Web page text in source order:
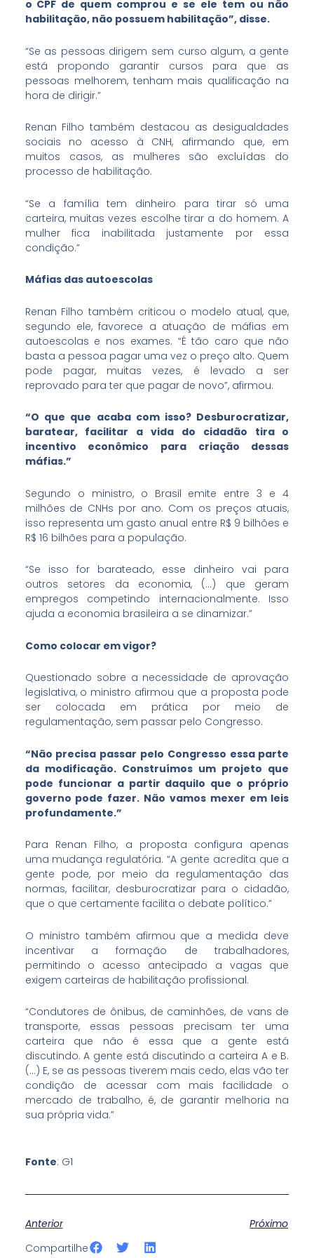
o CPF de quem comprou e se ele tem ou não
habilitação, não possuem habilitação”, disse.
“Se as pessoas dirigem sem curso algum, a gente
está propondo garantir cursos para que as
pessoas melhorem, tenham mais qualificação na
hora de dirigir.”
Renan Filho também destacou as desigualdades
sociais no acesso à CNH, afirmando que, em
muitos casos, as mulheres são excluídas do
processo de habilitação.
“Se a família tem dinheiro para tirar só uma
carteira, muitas vezes escolhe tirar a do homem. A
mulher fica inabilitada justamente por essa
condição.”
Máfias das autoescolas
Renan Filho também criticou o modelo atual, que,
segundo ele, favorece a atuação de máfias em
autoescolas e nos exames. “É tão caro que não
basta a pessoa pagar uma vez o preço alto. Quem
pode pagar, muitas vezes, é levado a ser
reprovado para ter que pagar de novo”, afirmou.
“O que que acaba com isso? Desburocratizar,
baratear, facilitar a vida do cidadão tira o
incentivo econômico para criação dessas
máfias.”
Segundo o ministro, o Brasil emite entre 3 e 4
milhões de CNHs por ano. Com os preços atuais,
isso representa um gasto anual entre R$ 9 bilhões e
R$ 16 bilhões para a população.
“Se isso for barateado, esse dinheiro vai para
outros setores da economia, (…) que geram
empregos competindo internacionalmente. Isso
ajuda a economia brasileira a se dinamizar.”
Como colocar em vigor?
Questionado sobre a necessidade de aprovação
legislativa, o ministro afirmou que a proposta pode
ser colocada em prática por meio de
regulamentação, sem passar pelo Congresso.
“Não precisa passar pelo Congresso essa parte
da modificação. Construímos um projeto que
pode funcionar a partir daquilo que o próprio
governo pode fazer. Não vamos mexer em leis
profundamente.”
Para Renan Filho, a proposta configura apenas
uma mudança regulatória. “A gente acredita que a
gente pode, por meio da regulamentação das
normas, facilitar, desburocratizar para o cidadão,
que o que certamente facilita o debate político.”
O ministro também afirmou que a medida deve
incentivar a formação de trabalhadores,
permitindo o acesso antecipado a vagas que
exigem carteiras de habilitação profissional.
“Condutores de ônibus, de caminhões, de vans de
transporte, essas pessoas precisam ter uma
carteira que não é essa que a gente está
discutindo. A gente está discutindo a carteira A e B.
(…) E, se as pessoas tiverem mais cedo, elas vão ter
condição de acessar com mais facilidade o
mercado de trabalho, é, de garantir melhoria na
sua própria vida.”
Fonte: G1
Anterior
Próximo
Compartilhe
S
h
a
a
S
h
a